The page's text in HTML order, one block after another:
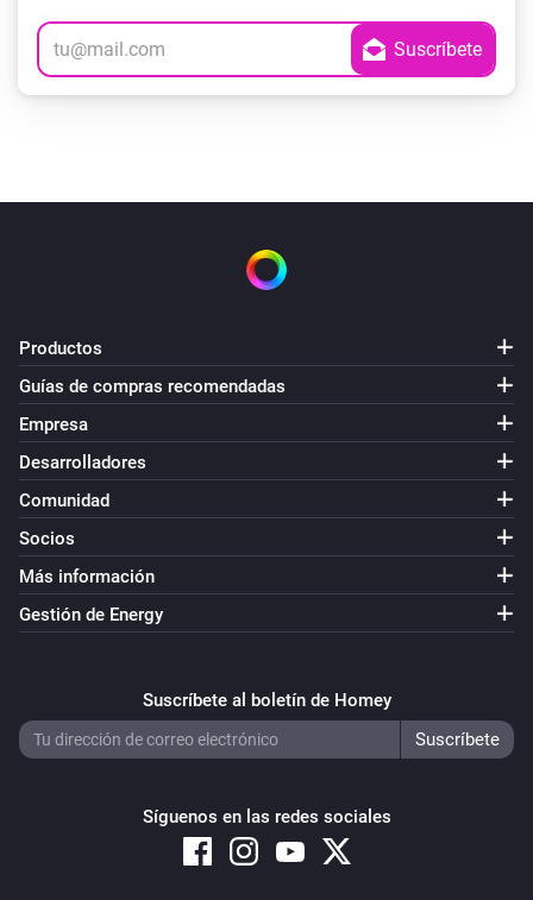
Productos
Guías de compras recomendadas
Empresa
Desarrolladores
Comunidad
Socios
Más información
Gestión de Energy
Suscríbete al boletín de Homey
Síguenos en las redes sociales